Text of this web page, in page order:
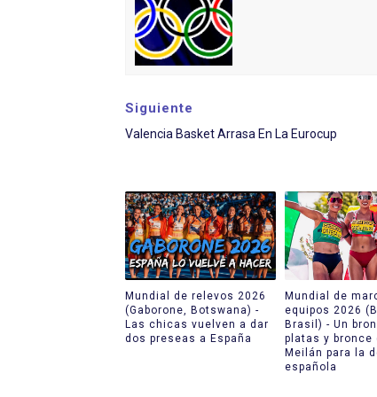
Athletes Unlimited
Mundial de piragüismo
Tour de Francia
Mundial de Fórmula 1
Siguiente
Valencia Basket Arrasa En La Eurocup
Mundial de relevos 2026
(Gaborone, Botswana) -
Las chicas vuelven a dar
dos preseas a España
Mundial de
equipos 2026
Brasil) - Un
platas y bronce
Meilán para la
española